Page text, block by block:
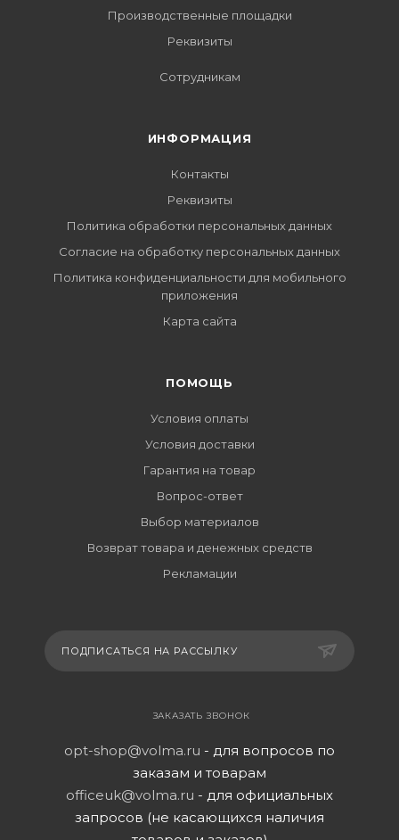
Производственные площадки
Реквизиты
Сотрудникам
ИНФОРМАЦИЯ
Контакты
Реквизиты
Политика обработки персональных данных
Согласие на обработку персональных данных
Политика конфиденциальности для мобильного
приложения
Карта сайта
ПОМОЩЬ
Условия оплаты
Условия доставки
Гарантия на товар
Вопрос-ответ
Выбор материалов
Возврат товара и денежных средств
Рекламации
ПОДПИСАТЬСЯ НА РАССЫЛКУ
ЗАКАЗАТЬ ЗВОНОК
opt-shop@volma.ru - для вопросов по
заказам и товарам
officeuk@volma.ru - для официальных
запросов (не касающихся наличия